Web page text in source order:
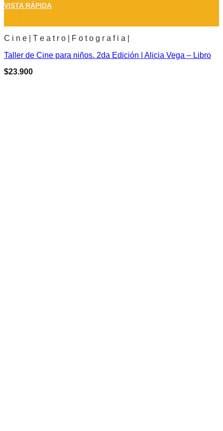
+
VISTA RÁPIDA
C i n e | T e a t r o | F o t o g r a f i a |
Taller de Cine para niños. 2da Edición | Alicia Vega – Libro
$23.900